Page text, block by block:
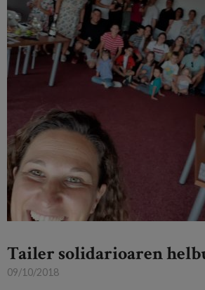
Tailer solidarioaren
09/10/2018